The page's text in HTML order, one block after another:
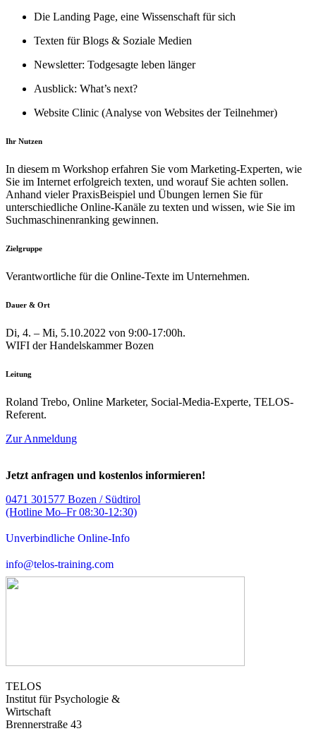
Die Landing Page, eine Wissenschaft für sich
Texten für Blogs & Soziale Medien
Newsletter: Todgesagte leben länger
Ausblick: What’s next?
Website Clinic (Analyse von Websites der Teilnehmer)
Ihr Nutzen
In diesem m Workshop erfahren Sie vom Marketing-Experten, wie
Sie im Internet erfolgreich texten, und worauf Sie achten sollen.
Anhand vieler PraxisBeispiel und Übungen lernen Sie für
unterschiedliche Online-Kanäle zu texten und wissen, wie Sie im
Suchmaschinenranking gewinnen.
Zielgruppe
Verantwortliche für die Online-Texte im Unternehmen.
Dauer & Ort
Di, 4. – Mi, 5.10.2022 von 9:00-17:00h.
WIFI der Handelskammer Bozen
Leitung
Roland Trebo, Online Marketer, Social-Media-Experte, TELOS-
Referent.
Zur Anmeldung
Jetzt anfragen und kostenlos informieren!
0471 301577 Bozen / Südtirol
(Hotline Mo–Fr 08:30-12:30)
Unverbindliche Online-Info
info@telos-training.com
TELOS
Institut für Psychologie &
Wirtschaft
Brennerstraße 43